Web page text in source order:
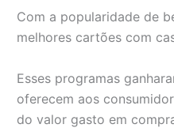
Com a popularidade de
melhores cartões com
Esses programas
oferecem aos
do valor gasto em